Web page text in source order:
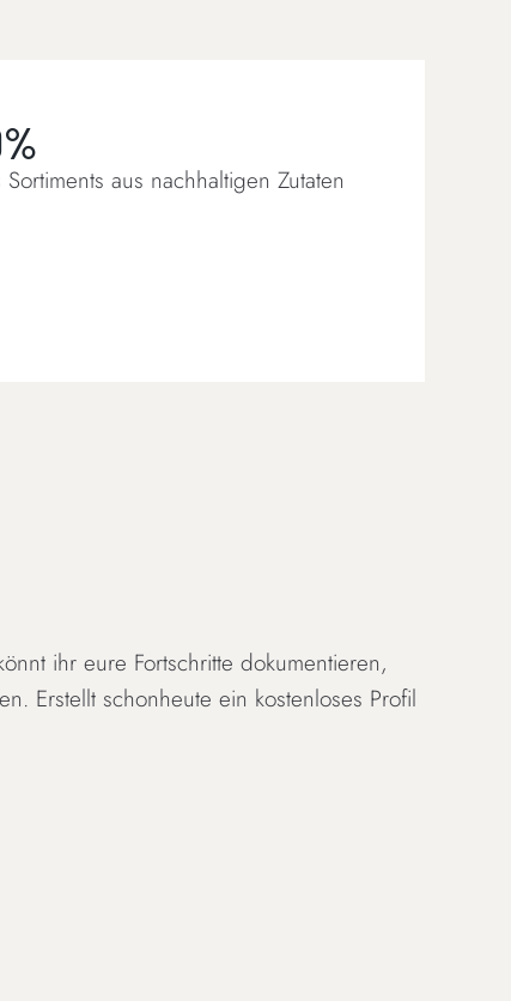
aus nachhaltigen Zutaten
ihr eure Fortschritte dokumentieren,
Erstellt schonheute ein kostenloses Profil